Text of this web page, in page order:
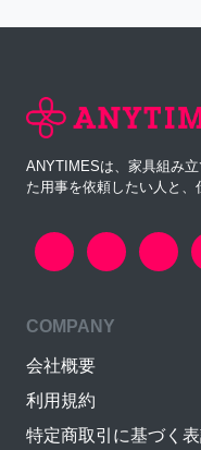
ANYTIMESは、家具組み
た用事を依頼したい人と、
COMPANY
会社概要
利用規約
特定商取引に基づく